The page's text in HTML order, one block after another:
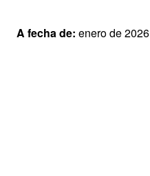
A fecha de: enero de 2026